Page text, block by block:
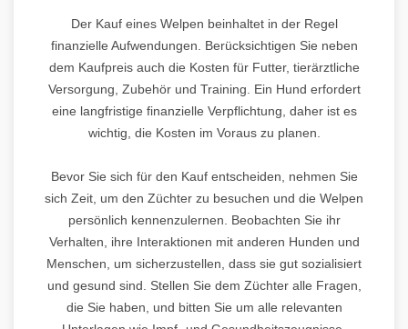
Der Kauf eines Welpen beinhaltet in der Regel
finanzielle Aufwendungen. Berücksichtigen Sie neben
dem Kaufpreis auch die Kosten für Futter, tierärztliche
Versorgung, Zubehör und Training. Ein Hund erfordert
eine langfristige finanzielle Verpflichtung, daher ist es
wichtig, die Kosten im Voraus zu planen.
Bevor Sie sich für den Kauf entscheiden, nehmen Sie
sich Zeit, um den Züchter zu besuchen und die Welpen
persönlich kennenzulernen. Beobachten Sie ihr
Verhalten, ihre Interaktionen mit anderen Hunden und
Menschen, um sicherzustellen, dass sie gut sozialisiert
und gesund sind. Stellen Sie dem Züchter alle Fragen,
die Sie haben, und bitten Sie um alle relevanten